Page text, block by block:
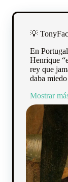
💡
En
Henrique
rey que
daba
Mostrar